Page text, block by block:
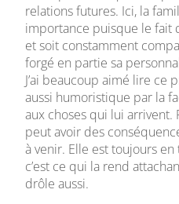
relations futures. Ici, la
importance puisque le fait
et soit constamment
forgé en partie sa
J’ai beaucoup aimé lire ce
aussi humoristique par la
aux choses qui lui arrivent.
peut avoir des
à venir. Elle est toujours
c’est ce qui la rend
drôle aussi.